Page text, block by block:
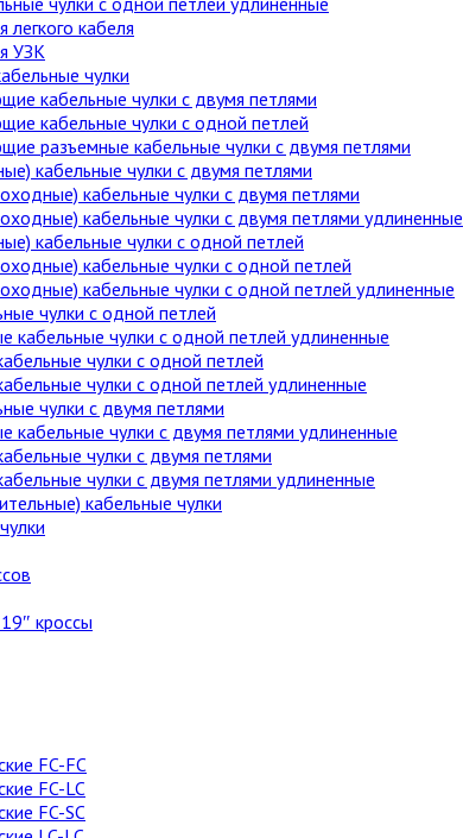
легкого кабеля
УЗК
чулки
кабельные чулки с двумя петлями
кабельные чулки с одной петлей
разъемные кабельные чулки с двумя петлями
кабельные чулки с двумя петлями
кабельные чулки с двумя петлями
кабельные чулки с двумя петлями удлиненные
кабельные чулки с одной петлей
кабельные чулки с одной петлей
кабельные чулки с одной петлей удлиненные
чулки c одной петлей
кабельные чулки с одной петлей удлиненные
чулки с одной петлей
чулки с одной петлей удлиненные
чулки с двумя петлями
кабельные чулки с двумя петлями удлиненные
чулки с двумя петлями
чулки с двумя петлями удлиненные
кабельные чулки
кроссы
FC-FC
FC-LC
FC-SC